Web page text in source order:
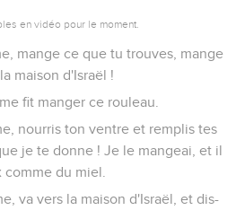
en vidéo pour le moment.
mange ce que tu trouves, mange
maison d'Israël !
fit manger ce rouleau.
nourris ton ventre et remplis tes
je te donne ! Je le mangeai, et il
du miel.
va vers la maison d'Israël, et dis-